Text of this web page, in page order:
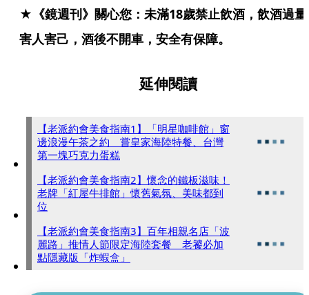
★《鏡週刊》關心您：未滿18歲禁止飲酒，飲酒過量
害人害己，酒後不開車，安全有保障。
延伸閱讀
【老派約會美食指南1】「明星咖啡館」窗
邊浪漫午茶之約 嘗皇家海陸特餐、台灣
第一塊巧克力蛋糕
【老派約會美食指南2】懷念的鐵板滋味！
老牌「紅屋牛排館」懷舊氣氛、美味都到
位
【老派約會美食指南3】百年相親名店「波
麗路」推情人節限定海陸套餐 老饕必加
點隱藏版「炸蝦盒」